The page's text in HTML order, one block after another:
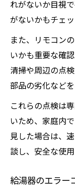
給湯器
お風呂
れがないか目視
がないかもチェッ
また、リモコン
いかも重要な確
清掃や周辺の点
部品の劣化など
これらの点検は
いため、家庭内
見した場合は、
談し、安全な使
給湯器のエラー